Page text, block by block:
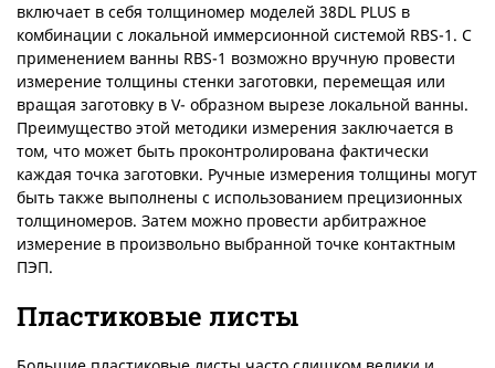
включает в себя толщиномер моделей 38DL PLUS в
комбинации с локальной иммерсионной системой RBS-1. С
применением ванны RBS-1 возможно вручную провести
измерение толщины стенки заготовки, перемещая или
вращая заготовку в V- образном вырезе локальной ванны.
Преимущество этой методики измерения заключается в
том, что может быть проконтролирована фактически
каждая точка заготовки. Ручные измерения толщины могут
быть также выполнены с использованием прецизионных
толщиномеров. Затем можно провести арбитражное
измерение в произвольно выбранной точке контактным
ПЭП.
Пластиковые листы